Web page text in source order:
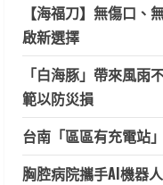
【海福刀】無傷口、
啟新選擇
「白海豚」帶來風雨
範以防災損
台南「區區有充電站
胸腔病院攜手AI機器